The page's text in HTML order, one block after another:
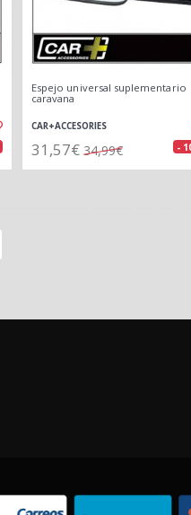
Espejo universal suplementario
caravana
CAR+ACCESORIES
31,57€ 34,99€ -